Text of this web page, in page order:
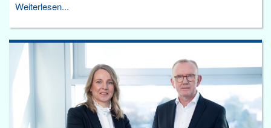
Weiterlesen...